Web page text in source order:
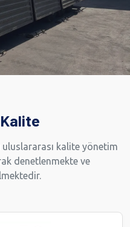
kalite yönetim
denetlenmekte ve